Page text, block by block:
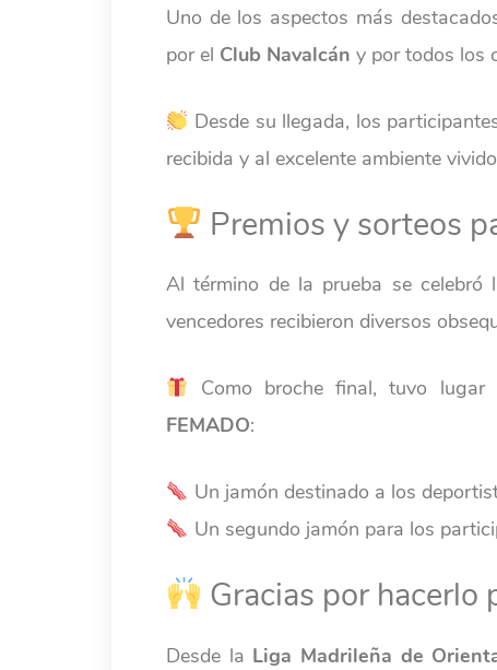
Uno de los aspectos más
por el Club Navalcán y por todos los
Desde su llegada, los
recibida y al excelente ambiente
Premios y sorteos
Al término de la prueba se celebró
vencedores recibieron diversos
Como broche final, tuvo
FEMADO:
Un jamón destinado a los
Un segundo jamón para los
Gracias por hacerlo
Desde la Liga Madrileña de